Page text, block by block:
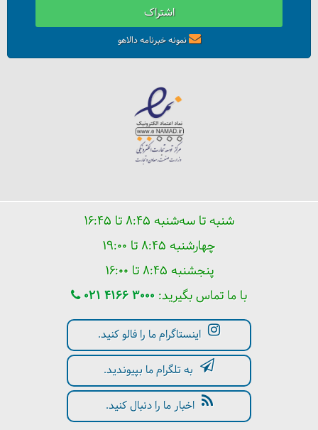
اشتراک
نمونه خبرنامه دالاهو
شنبه تا سه‌شنبه ۸:۴۵ تا ۱۶:۴۵
چهارشنبه ۸:۴۵ تا ۱۹:۰۰
پنجشنبه ۸:۴۵ تا ۱۶:۰۰
با ما تماس بگیرید: 021 4166 3000
اینستاگرام ما را فالو کنید.
به تلگرام ما بپیوندید.
اخبار ما را دنبال کنید.